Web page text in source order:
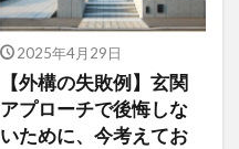
2025年4月29日
【外構の失敗例】玄関
アプローチで後悔しな
いために、今考えてお